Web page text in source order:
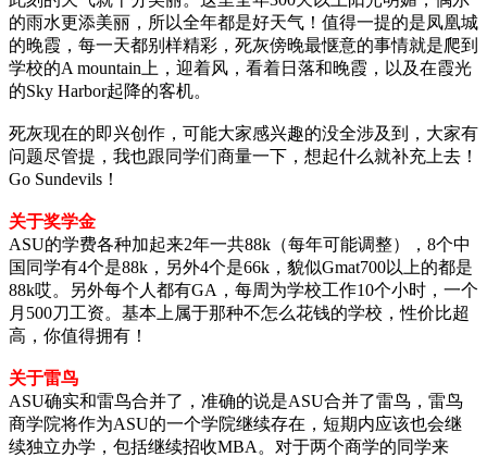
的雨水更添美丽，所以全年都是好天气！值得一提的是凤凰城
的晚霞，每一天都别样精彩，死灰傍晚最惬意的事情就是爬到
学校的A mountain上，迎着风，看着日落和晚霞，以及在霞光
的Sky Harbor起降的客机。
死灰现在的即兴创作，可能大家感兴趣的没全涉及到，大家有
问题尽管提，我也跟同学们商量一下，想起什么就补充上去！
Go Sundevils！
关于奖学金
ASU的学费各种加起来2年一共88k（每年可能调整），8个中
国同学有4个是88k，另外4个是66k，貌似Gmat700以上的都是
88k哎。另外每个人都有GA，每周为学校工作10个小时，一个
月500刀工资。基本上属于那种不怎么花钱的学校，性价比超
高，你值得拥有！
关于雷鸟
ASU确实和雷鸟合并了，准确的说是ASU合并了雷鸟，雷鸟
商学院将作为ASU的一个学院继续存在，短期内应该也会继
续独立办学，包括继续招收MBA。对于两个商学的同学来